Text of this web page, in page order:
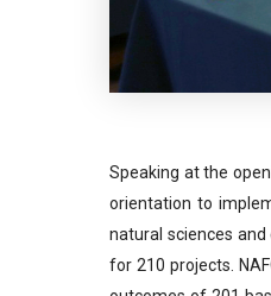
Speaking at the
orientation to
natural sciences and
for 210 projects.